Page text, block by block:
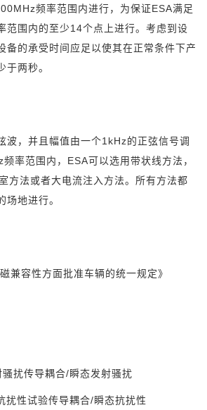
频率范围内进行，为保证ESA满足
范围内的至少14个点上进行。考虑到设
备的承受时间应足以使其在正常条件下产
于两秒。
波，并且幅值由一个1kHz的正弦信号调
率范围内，ESA可以选用带状线方法，
方法或者大电流注入方法。所有方法都
场地进行。
兼容性方面批准车辆的统一规定》
扰传导耦合/瞬态发射骚扰
扰性试验传导耦合/瞬态抗扰性